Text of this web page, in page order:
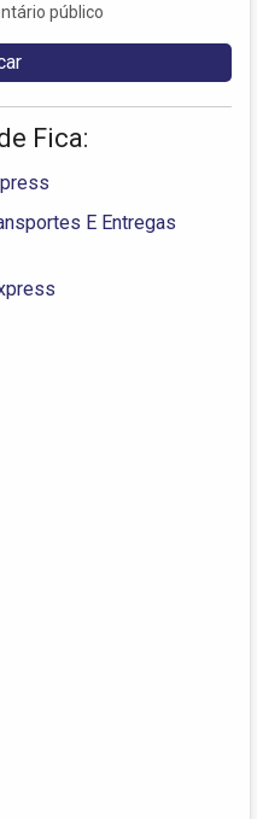
público
Fica:
E Entregas